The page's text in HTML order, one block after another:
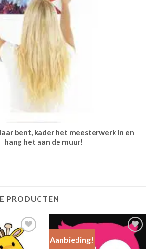
bent, kader het meesterwerk in en
hang het aan de muur!
PRODUCTEN
Aanbieding!